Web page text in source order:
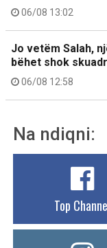
06/08 13:02
Jo vetëm Salah,
bëhet shok
06/08 12:58
Na ndiqni:
Top